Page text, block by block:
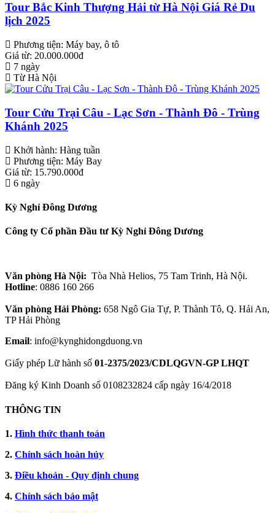
Tour Bắc Kinh Thượng Hải từ Hà Nội Giá Rẻ Du
lịch 2025
Phương tiện: Máy bay, ô tô
Giá từ: 20.000.000đ
7 ngày
Từ Hà Nội
Tour Cửu Trại Câu - Lạc Sơn - Thành Đô - Trùng
Khánh 2025
Khởi hành: Hàng tuần
Phương tiện: Máy Bay
Giá từ: 15.790.000đ
6 ngày
Kỳ Nghỉ Đông Dương
Công ty Cổ phần Đầu tư Kỳ Nghỉ Đông Dương
Văn phòng Hà Nội: Tòa Nhà Helios, 75 Tam Trinh, Hà Nội.
Hotline: 0886 160 266
Văn phòng Hải Phòng: 658 Ngô Gia Tự, P. Thành Tô, Q. Hải An,
TP Hải Phòng
Email: info@kynghidongduong.vn
Giấy phép Lữ hành số 01-2375/2023/CDLQGVN-GP LHQT
Đăng ký Kinh Doanh số 0108232824 cấp ngày 16/4/2018
THÔNG TIN
1. Hình thức thanh toán
2. Chính sách hoàn hủy
3. Điều khoản - Quy định chung
4. Chính sách bảo mật